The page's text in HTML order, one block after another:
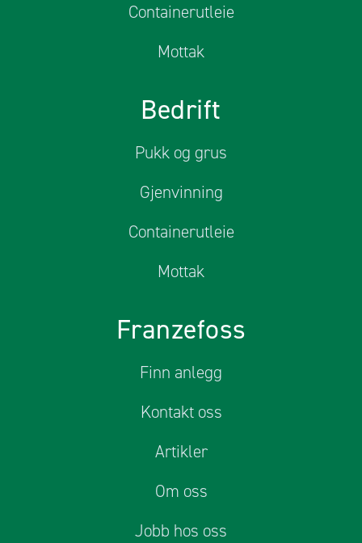
Containerutleie
Mottak
Bedrift
Pukk og grus
Gjenvinning
Containerutleie
Mottak
Franzefoss
Finn anlegg
Kontakt oss
Artikler
Om oss
Jobb hos oss